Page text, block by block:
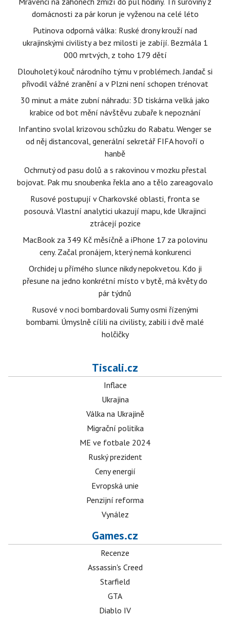
domácnosti za pár korun je vyženou na celé léto
Putinova odporná válka: Ruské drony krouží nad
ukrajinskými civilisty a bez milosti je zabíjí. Bezmála 1
000 mrtvých, z toho 179 dětí
Dlouholetý kouč národního týmu v problémech. Jandač si
přivodil vážné zranění a v Plzni není schopen trénovat
30 minut a máte zubní náhradu: 3D tiskárna velká jako
krabice od bot mění návštěvu zubaře k nepoznání
Infantino svolal krizovou schůzku do Rabatu. Wenger se
od něj distancoval, generální sekretář FIFA hovoří o
hanbě
Ochrnutý od pasu dolů a s rakovinou v mozku přestal
bojovat. Pak mu snoubenka řekla ano a tělo zareagovalo
Rusové postupují v Charkovské oblasti, fronta se
posouvá. Vlastní analytici ukazují mapu, kde Ukrajinci
ztrácejí pozice
MacBook za 349 Kč měsíčně a iPhone 17 za polovinu
ceny. Začal pronájem, který nemá konkurenci
Orchidej u přímého slunce nikdy nepokvetou. Kdo ji
přesune na jedno konkrétní místo v bytě, má květy do
pár týdnů
Rusové v noci bombardovali Sumy osmi řízenými
bombami. Úmyslně cílili na civilisty, zabili i dvě malé
holčičky
Tiscali.cz
Inflace
Ukrajina
Válka na Ukrajině
Migrační politika
ME ve fotbale 2024
Ruský prezident
Ceny energií
Evropská unie
Penzijní reforma
Vynález
Games.cz
Recenze
Assassin's Creed
Starfield
GTA
Diablo IV